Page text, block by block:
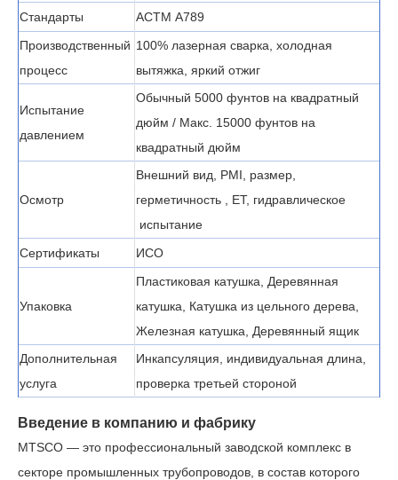
Стандарты
АСТМ А789
Производственный
процесс
100% лазерная сварка, холодная
вытяжка, яркий отжиг
Испытание
давлением
Обычный 5000 фунтов на квадратный
дюйм / Макс. 15000 фунтов на
квадратный дюйм
Осмотр
Внешний вид, PMI, размер,
герметичность
, ET, гидравлическое
испытание
Сертификаты
ИСО
Упаковка
Пластиковая катушка, Деревянная
катушка, Катушка из цельного дерева,
Железная катушка, Деревянный ящик
Дополнительная
услуга
Инкапсуляция, индивидуальная длина,
проверка третьей стороной
Введение в компанию и фабрику
MTSCO — это профессиональный заводской комплекс в
секторе промышленных трубопроводов, в состав которого